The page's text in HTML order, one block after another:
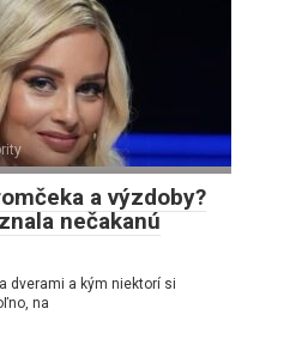
a výzdoby?
nečakanú
dverami a kým niektorí si
na